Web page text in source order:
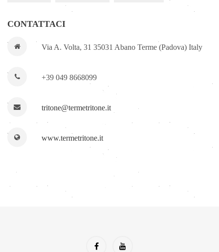
CONTATTACI
Via A. Volta, 31 35031 Abano Terme (Padova) Italy
+39 049 8668099
tritone@termetritone.it
www.termetritone.it